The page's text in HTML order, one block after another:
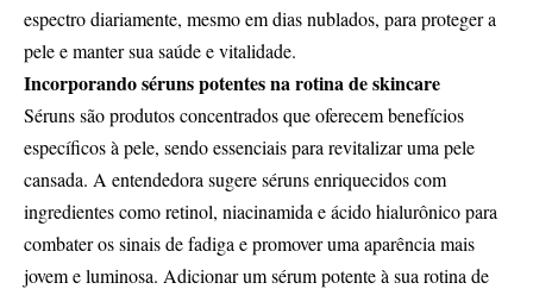
espectro diariamente, mesmo em dias nublados, para proteger a
pele e manter sua saúde e vitalidade.
Incorporando séruns potentes na rotina de skincare
Séruns são produtos concentrados que oferecem benefícios
específicos à pele, sendo essenciais para revitalizar uma pele
cansada. A entendedora sugere séruns enriquecidos com
ingredientes como retinol, niacinamida e ácido hialurônico para
combater os sinais de fadiga e promover uma aparência mais
jovem e luminosa. Adicionar um sérum potente à sua rotina de